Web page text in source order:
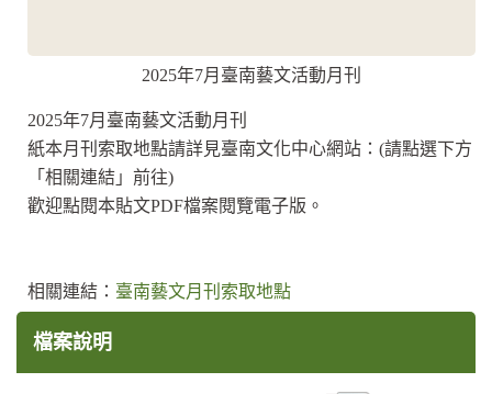
2025年7月臺南藝文活動月刊
2025年7月臺南藝文活動月刊
紙本月刊索取地點請詳見臺南文化中心網站：(請點選下方
「相關連結」前往)
歡迎點閱本貼文PDF檔案閱覽電子版。
相關連結： 臺南藝文月刊索取地點
檔案說明